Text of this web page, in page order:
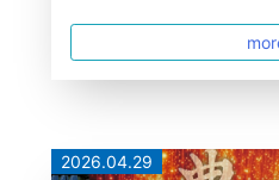
2026.04.29